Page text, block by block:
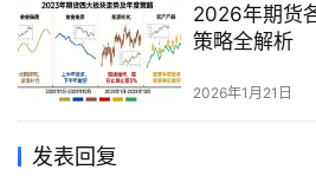
2026年期货
策略全解析
2026年1月21日
发表回复